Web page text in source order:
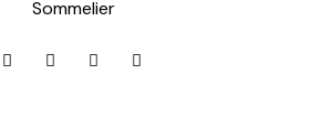
Sommelier